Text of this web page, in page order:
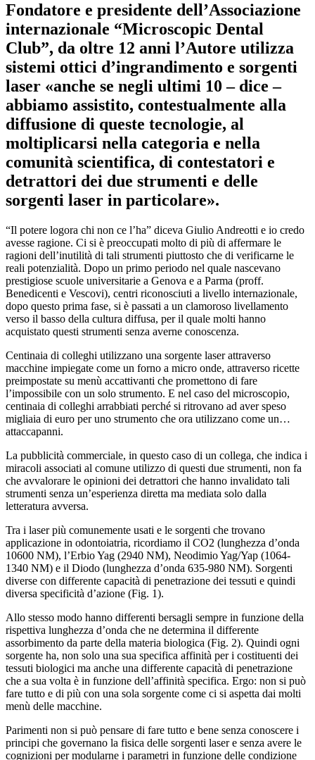
Fondatore e presidente dell’Associazione
internazionale “Microscopic Dental
Club”, da oltre 12 anni l’Autore utilizza
sistemi ottici d’ingrandimento e sorgenti
laser «anche se negli ultimi 10 – dice –
abbiamo assistito, contestualmente alla
diffusione di queste tecnologie, al
moltiplicarsi nella categoria e nella
comunità scientifica, di contestatori e
detrattori dei due strumenti e delle
sorgenti laser in particolare».
“Il potere logora chi non ce l’ha” diceva Giulio Andreotti e io credo
avesse ragione. Ci si è preoccupati molto di più di affermare le
ragioni dell’inutilità di tali strumenti piuttosto che di verificarne le
reali potenzialità. Dopo un primo periodo nel quale nascevano
prestigiose scuole universitarie a Genova e a Parma (proff.
Benedicenti e Vescovi), centri riconosciuti a livello internazionale,
dopo questo prima fase, si è passati a un clamoroso livellamento
verso il basso della cultura diffusa, per il quale molti hanno
acquistato questi strumenti senza averne conoscenza.
Centinaia di colleghi utilizzano una sorgente laser attraverso
macchine impiegate come un forno a micro onde, attraverso ricette
preimpostate su menù accattivanti che promettono di fare
l’impossibile con un solo strumento. E nel caso del microscopio,
centinaia di colleghi arrabbiati perché si ritrovano ad aver speso
migliaia di euro per uno strumento che ora utilizzano come un…
attaccapanni.
La pubblicità commerciale, in questo caso di un collega, che indica i
miracoli associati al comune utilizzo di questi due strumenti, non fa
che avvalorare le opinioni dei detrattori che hanno invalidato tali
strumenti senza un’esperienza diretta ma mediata solo dalla
letteratura avversa.
Tra i laser più comunemente usati e le sorgenti che trovano
applicazione in odontoiatria, ricordiamo il CO2 (lunghezza d’onda
10600 NM), l’Erbio Yag (2940 NM), Neodimio Yag/Yap (1064-
1340 NM) e il Diodo (lunghezza d’onda 635-980 NM). Sorgenti
diverse con differente capacità di penetrazione dei tessuti e quindi
diversa specificità d’azione (Fig. 1).
Allo stesso modo hanno differenti bersagli sempre in funzione della
rispettiva lunghezza d’onda che ne determina il differente
assorbimento da parte della materia biologica (Fig. 2). Quindi ogni
sorgente ha, non solo una sua specifica affinità per i costituenti dei
tessuti biologici ma anche una differente capacità di penetrazione
che a sua volta è in funzione dell’affinità specifica. Ergo: non si può
fare tutto e di più con una sola sorgente come ci si aspetta dai molti
menù delle macchine.
Parimenti non si può pensare di fare tutto e bene senza conoscere i
principi che governano la fisica delle sorgenti laser e senza avere le
cognizioni per modularne i parametri in funzione delle condizione